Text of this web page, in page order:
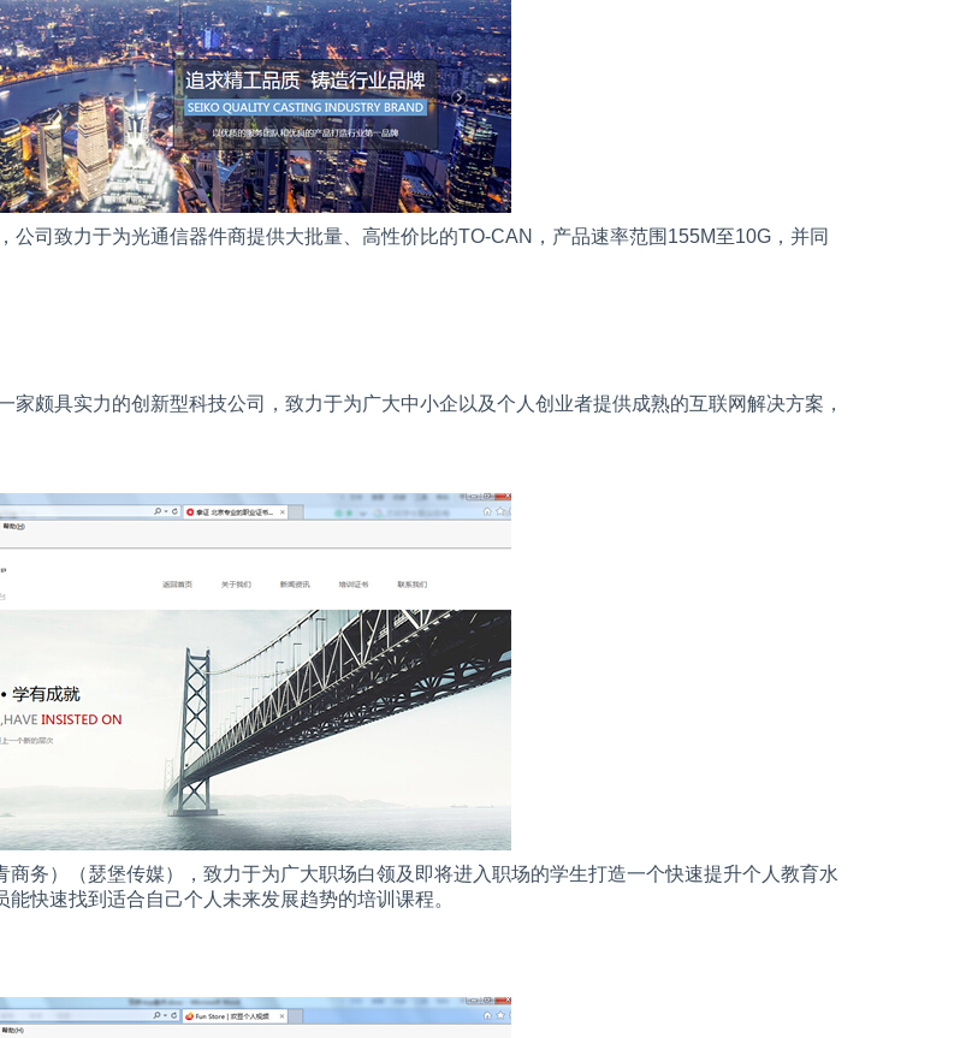
公司致力于为光通信器件商提供大批量、高性价比的TO-CAN ，产品速率范围 155M至10G ，并同
家颇具实力的创新型科技公司，致力于为广大中小企以及个人创业者提供成熟的互联网解决方案，
务）（瑟堡传媒），致力于为广大职场白领及即将进入职场的学生打造一个快速提升个人教育水
快速找到适合自己个人未来发展趋势的培训课程。